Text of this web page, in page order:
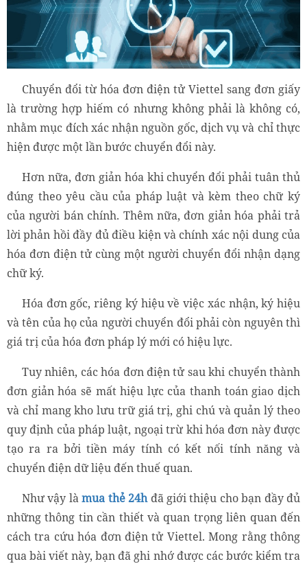
Chuyển đơn hóa điện tử Viettel sang hóa đơn giấy
Chuyển đổi từ hóa đơn điện tử Viettel sang đơn giấy
là trường hợp hiếm có nhưng không phải là không có,
nhằm mục đích xác nhận nguồn gốc, dịch vụ và chỉ thực
hiện được một lần bước chuyển đổi này.
Hơn nữa, đơn giản hóa khi chuyển đổi phải tuân thủ
đúng theo yêu cầu của pháp luật và kèm theo chữ ký
của người bán chính. Thêm nữa, đơn giản hóa phải trả
lời phản hồi đầy đủ điều kiện và chính xác nội dung của
hóa đơn điện tử cùng một người chuyển đổi nhận dạng
chữ ký.
Hóa đơn gốc, riêng ký hiệu về việc xác nhận, ký hiệu
và tên của họ của người chuyển đổi phải còn nguyên thì
giá trị của hóa đơn pháp lý mới có hiệu lực.
Tuy nhiên, các hóa đơn điện tử sau khi chuyển thành
đơn giản hóa sẽ mất hiệu lực của thanh toán giao dịch
và chỉ mang kho lưu trữ giá trị, ghi chú và quản lý theo
quy định của pháp luật, ngoại trừ khi hóa đơn này được
tạo ra ra bởi tiền máy tính có kết nối tính năng và
chuyển điện dữ liệu đến thuế quan.
Như vậy làmua thẻ 24hđã giới thiệu cho bạn đầy đủ
những thông tin cần thiết và quan trọng liên quan đến
cách tra cứu hóa đơn điện tử Viettel. Mong rằng thông
qua bài viết này, bạn đã ghi nhớ được các bước kiểm tra